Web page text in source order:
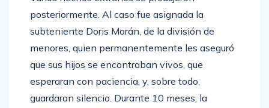
posteriormente. Al caso fue asignada la
subteniente Doris Morán, de la división de
menores, quien permanentemente les aseguró
que sus hijos se encontraban vivos, que
esperaran con paciencia, y, sobre todo,
guardaran silencio. Durante 10 meses, la